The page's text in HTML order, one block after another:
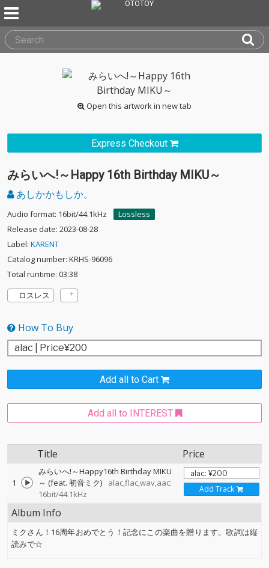
Open this artwork in new tab
Express Checkout
みらいへ!～Happy 16th Birthday MIKU～
あしかかもしか。
Audio format: 16bit/44.1kHz
Lossless
Release date: 2023-08-28
Label: KARENT
Catalog number: KRHS-96096
Total runtime: 03:38
ロスレス
How To Buy
Add all to Cart
Add all to INTEREST
Title Price
1
みらいへ!～Happy16th Birthday MIKU
～ (feat. 初音ミク)
alac,flac,wav,aac:
16bit/44.1kHz
Add Track
Album Info
ミクさん！16周年おめでとう！記念にこの楽曲を贈ります。歌詞は縦
読みで☆